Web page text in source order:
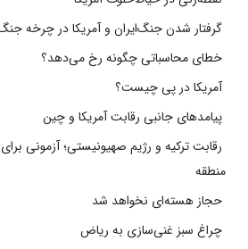
گرفتار شدن جنگ‌ایران و آمریکا در چرخه
خطای محاسباتی چگونه رخ می‌دهد؟
آمریکا در پی چیست؟
پیامدهای جانبی رقابت آمریکا و چین
رقابت ترکیه و رژیم صهیونیستی؛ آزمونی
منطقه
حجاز هسته‌ای نخواهد شد
چراغ سبز غنی‌سازی به ریاض